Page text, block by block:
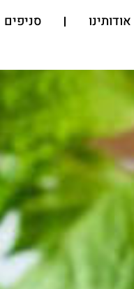
אודותינו סניפים